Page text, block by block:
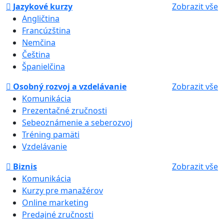
Jazykové kurzy
Zobrazit vše
Angličtina
Francúzština
Nemčina
Čeština
Španielčina
Osobný rozvoj a vzdelávanie
Zobrazit vše
Komunikácia
Prezentačné zručnosti
Sebeoznámenie a seberozvoj
Tréning pamäti
Vzdelávanie
Biznis
Zobrazit vše
Komunikácia
Kurzy pre manažérov
Online marketing
Predajné zručnosti